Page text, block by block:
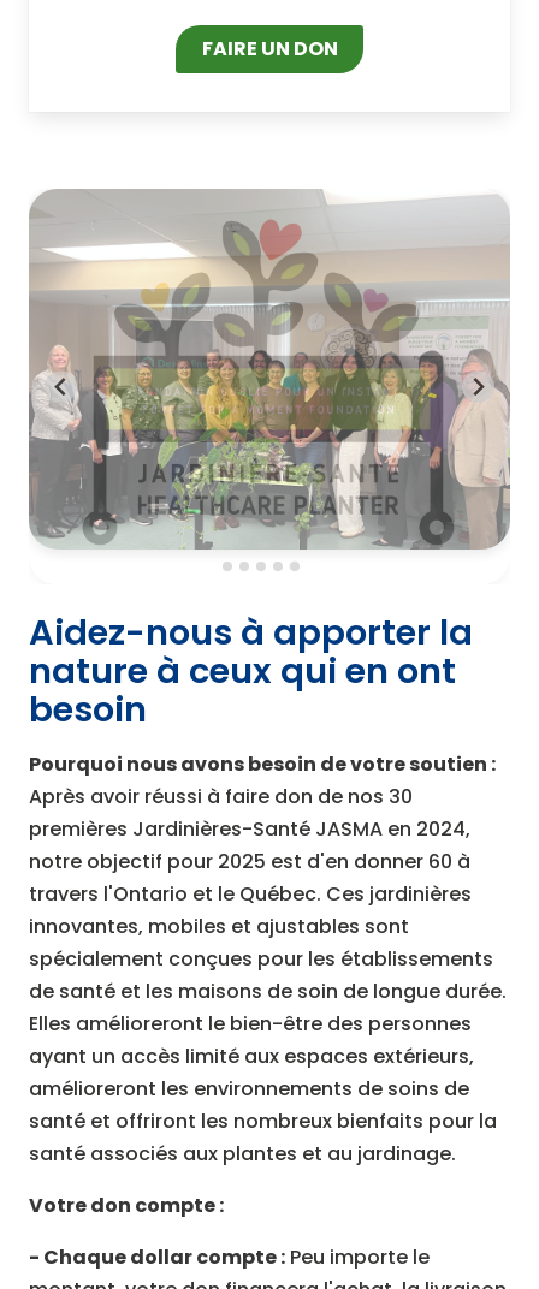
FAIRE UN DON
Aidez-nous à apporter la
nature à ceux qui en ont
besoin
Pourquoi nous avons besoin de votre soutien :
Après avoir réussi à faire don de nos 30
premières Jardinières-Santé JASMA en 2024,
notre objectif pour 2025 est d'en donner 60 à
travers l'Ontario et le Québec. Ces jardinières
innovantes, mobiles et ajustables sont
spécialement conçues pour les établissements
de santé et les maisons de soin de longue durée.
Elles amélioreront le bien-être des personnes
ayant un accès limité aux espaces extérieurs,
amélioreront les environnements de soins de
santé et offriront les nombreux bienfaits pour la
santé associés aux plantes et au jardinage.
Votre don compte :
- Chaque dollar compte : Peu importe le